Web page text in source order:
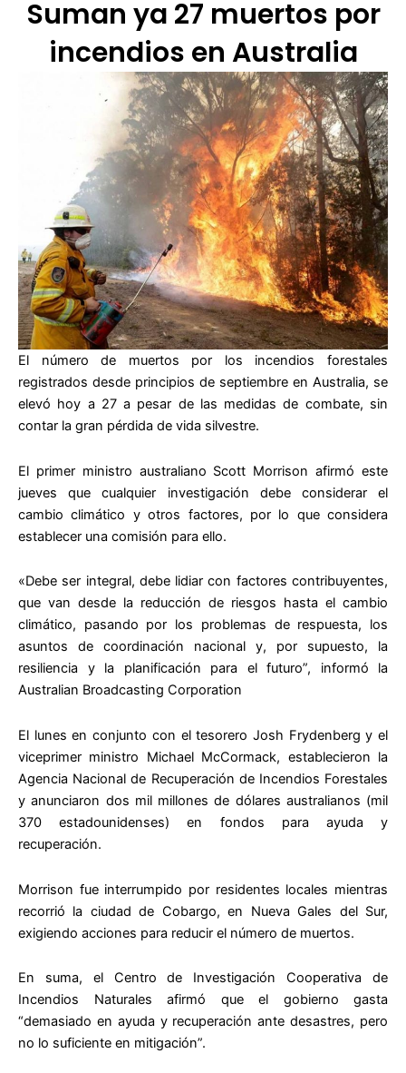
Suman ya 27 muertos por
incendios en Australia
El número de muertos por los incendios forestales
registrados desde principios de septiembre en Australia, se
elevó hoy a 27 a pesar de las medidas de combate, sin
contar la gran pérdida de vida silvestre.
El primer ministro australiano Scott Morrison afirmó este
jueves que cualquier investigación debe considerar el
cambio climático y otros factores, por lo que considera
establecer una comisión para ello.
«Debe ser integral, debe lidiar con factores contribuyentes,
que van desde la reducción de riesgos hasta el cambio
climático, pasando por los problemas de respuesta, los
asuntos de coordinación nacional y, por supuesto, la
resiliencia y la planificación para el futuro”, informó la
Australian Broadcasting Corporation
El lunes en conjunto con el tesorero Josh Frydenberg y el
viceprimer ministro Michael McCormack, establecieron la
Agencia Nacional de Recuperación de Incendios Forestales
y anunciaron dos mil millones de dólares australianos (mil
370 estadounidenses) en fondos para ayuda y
recuperación.
Morrison fue interrumpido por residentes locales mientras
recorrió la ciudad de Cobargo, en Nueva Gales del Sur,
exigiendo acciones para reducir el número de muertos.
En suma, el Centro de Investigación Cooperativa de
Incendios Naturales afirmó que el gobierno gasta
“demasiado en ayuda y recuperación ante desastres, pero
no lo suficiente en mitigación”.